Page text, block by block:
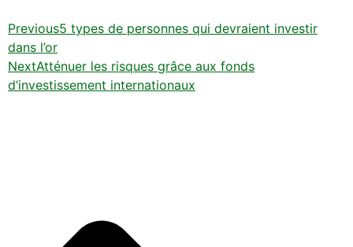
Previous5 types de personnes qui devraient investir
dans l’or
NextAtténuer les risques grâce aux fonds
d’investissement internationaux